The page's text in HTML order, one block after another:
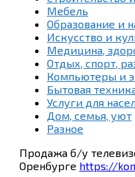
Мебель
Образование и
Искусство и
Медицина,
Отдых, спорт,
Компьютеры и
Бытовая
Услуги для
Дом, семья, уют
Разное
Продажа б/у
Оренбурге https://